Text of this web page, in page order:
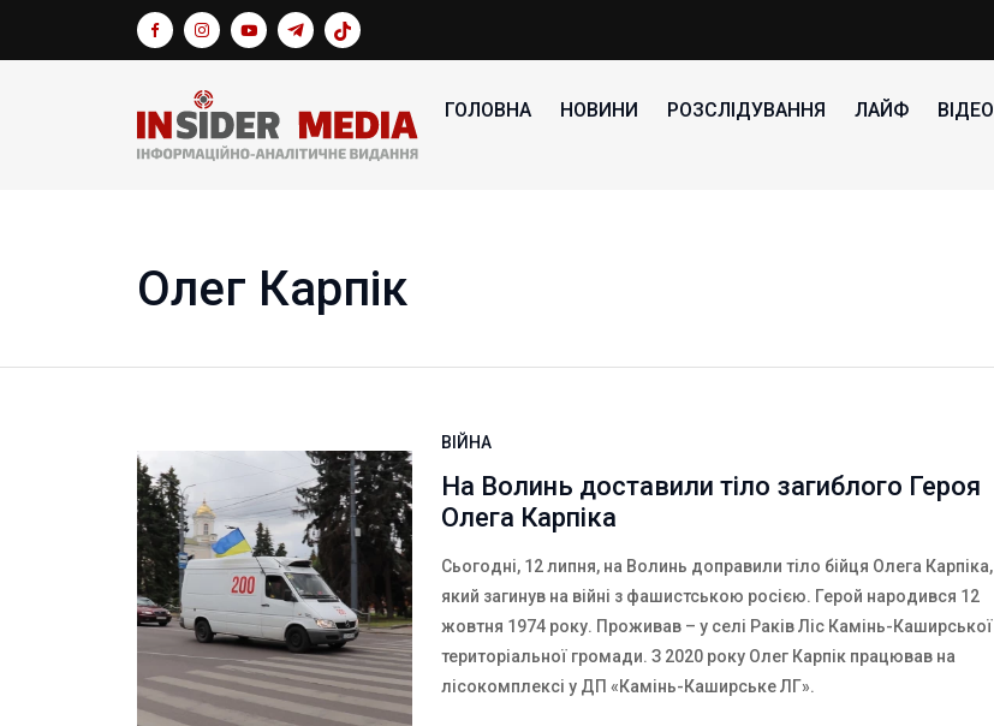
ГОЛОВНА НОВИНИ РОЗСЛІДУВАННЯ ЛАЙФ ВІДЕО
Олег Карпік
ВІЙНА
На Волинь доставили тіло загиблого Героя
Олега Карпіка
Сьогодні, 12 липня, на Волинь доправили тіло бійця Олега Карпіка,
який загинув на війні з фашистською росією. Герой народився 12
жовтня 1974 року. Проживав – у селі Раків Ліс Камінь-Каширської
територіальної громади. З 2020 року Олег Карпік працював на
лісокомплексі у ДП «Камінь-Каширське ЛГ».